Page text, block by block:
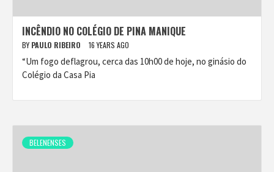
INCÊNDIO NO COLÉGIO DE PINA MANIQUE
BY PAULO RIBEIRO 16 YEARS AGO
“Um fogo deflagrou, cerca das 10h00 de hoje, no ginásio do
Colégio da Casa Pia
BELENENSES